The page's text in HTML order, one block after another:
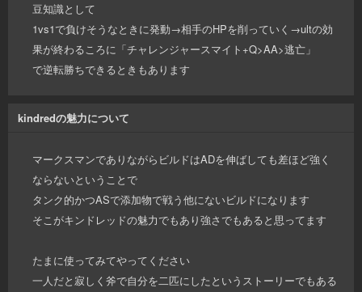
豆知識として
1vs1で負けそうなときに発動→相手のHPを削っていく→ultの効
果が終わるころに「チャレンジャースマイト+Q>AA>逃亡」
で逆転勝ちできるときもあります
kindredの魅力について
マークスマンでありながらビルドはADを伸ばしても差ほど強く
ならないということで
タンク的かつASで添加物で戦う他にないビルドになります
そこがキンドレッドの魅力でもあり強さでもあると思ってます
たまに使ってみてやってください
一人だと寂しく斧で自分を二匹にしたというストーリーでもある